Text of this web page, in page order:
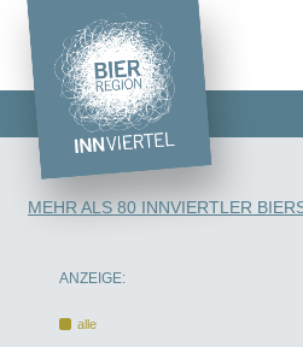
MEHR ALS 80 INNVIERTLER
ANZEIGE:
alle